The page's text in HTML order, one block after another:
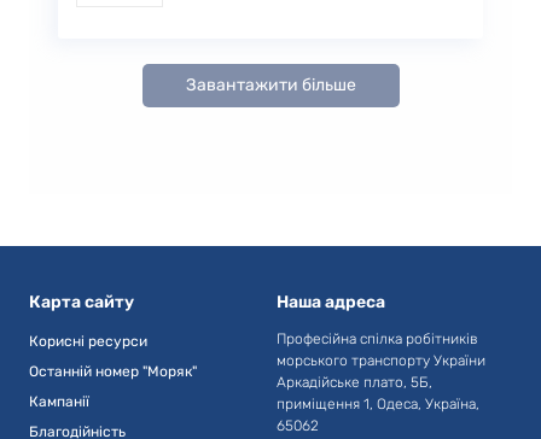
Завантажити більше
Карта сайту
Корисні ресурси
Останній номер "Моряк"
Кампанії
Благодійність
Наша адреса
Професійна спілка робітників
морського транспорту України
Аркадійське плато, 5Б,
приміщення 1, Одеса, Україна,
65062